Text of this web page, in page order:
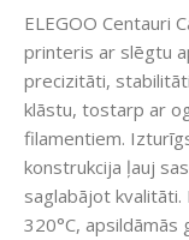
ELEGOO Centauri
printeris ar slēgtu
precizitāti,
klāstu, tostarp ar
filamentiem.
konstrukcija ļauj
saglabājot
320°C,